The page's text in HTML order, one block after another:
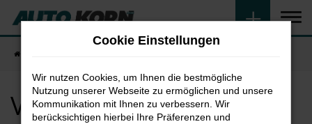
Zum
Hauptinhalt
Verfügbare Marken
Cookie Einstellungen
Wir nutzen Cookies, um Ihnen die bestmögliche
Nutzung unserer Webseite zu ermöglichen und unsere
Kommunikation mit Ihnen zu verbessern. Wir
berücksichtigen hierbei Ihre Präferenzen und